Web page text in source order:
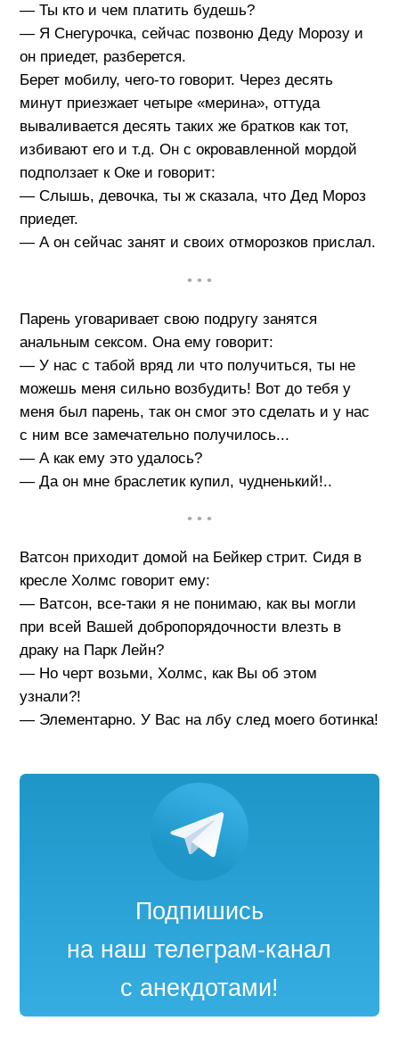
— Ты кто и чем платить будешь?
— Я Снегурочка, сейчас позвоню Деду Морозу и
он приедет, разберется.
Берет мобилу, чего-то говорит. Через десять
минут приезжает четыре «мерина», оттуда
вываливается десять таких же братков как тот,
избивают его и т.д. Он с окровавленной мордой
подползает к Оке и говорит:
— Слышь, девочка, ты ж сказала, что Дед Мороз
приедет.
— А он сейчас занят и своих отморозков прислал.
• • •
Парень уговаривает свою подругу занятся
анальным сексом. Она ему говорит:
— У нас с табой вряд ли что получиться, ты не
можешь меня сильно возбудить! Вот до тебя у
меня был парень, так он смог это сделать и у нас
с ним все замечательно получилось...
— А как ему это удалось?
— Да он мне браслетик купил, чудненький!..
• • •
Ватсон приходит домой на Бейкер стрит. Сидя в
кресле Холмс говорит ему:
— Ватсон, все-таки я не понимаю, как вы могли
при всей Вашей добропорядочности влезть в
драку на Парк Лейн?
— Но черт возьми, Холмс, как Вы об этом
узнали?!
— Элементарно. У Вас на лбу след моего ботинка!
Подпишись
на наш телеграм-канал
с анекдотами!